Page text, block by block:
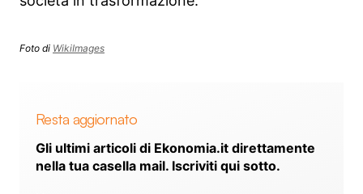
Foto di WikiImages
Resta aggiornato
Gli ultimi articoli di Ekonomia.it direttamente
nella tua casella mail. Iscriviti qui sotto.